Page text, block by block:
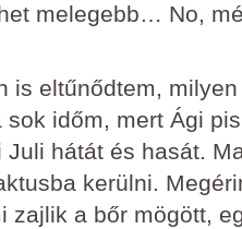
melegebb… No,
is eltűnődtem,
sok időm, mert Ági
Juli hátát és hasát.
kerülni.
zajlik a bőr mögött,